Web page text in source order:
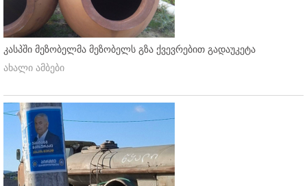
კასპში მეზობელმა მეზობელს გზა ქვევრებით გადაუკეტა
ახალი ამბები